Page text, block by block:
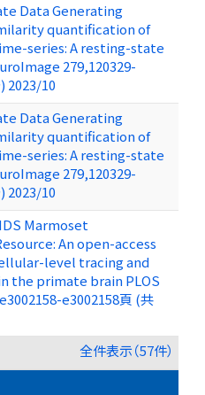
Data Generating
quantification of
series: A resting-state
279,120329-
2023/10
Data Generating
quantification of
series: A resting-state
279,120329-
2023/10
Marmoset
An open-access
level tracing and
the primate brain PLOS
e3002158頁 (共
全件表示（57件）